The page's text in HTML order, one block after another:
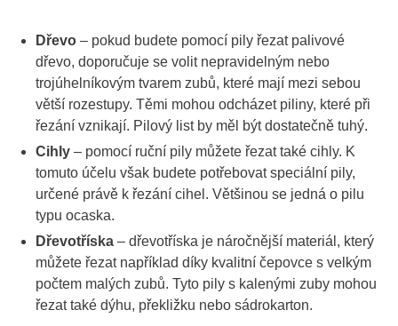
Dřevo – pokud budete pomocí pily řezat palivové
dřevo, doporučuje se volit nepravidelným nebo
trojúhelníkovým tvarem zubů, které mají mezi sebou
větší rozestupy. Těmi mohou odcházet piliny, které při
řezání vznikají. Pilový list by měl být dostatečně tuhý.
Cihly – pomocí ruční pily můžete řezat také cihly. K
tomuto účelu však budete potřebovat speciální pily,
určené právě k řezání cihel. Většinou se jedná o pilu
typu ocaska.
Dřevotříska – dřevotříska je náročnější materiál, který
můžete řezat například díky kvalitní čepovce s velkým
počtem malých zubů. Tyto pily s kalenými zuby mohou
řezat také dýhu, překližku nebo sádrokarton.